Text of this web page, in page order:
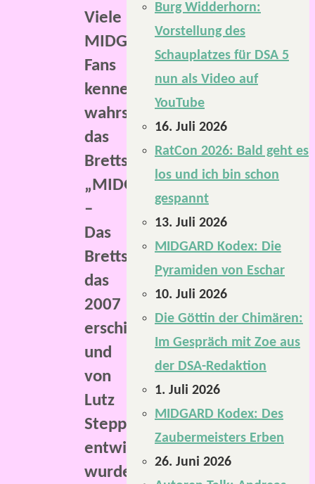
Viele
MIDGARD-
Fans
kennen
wahrscheinlich
das
Brettspiel
„MIDGARD
–
Das
Brettspiel“,
das
2007
erschien
und
von
Lutz
Stepponat
entwickelt
wurde.
Burg Widderhorn:
Vorstellung des
Schauplatzes für DSA 5
nun als Video auf
YouTube
16. Juli 2026
RatCon 2026: Bald geht es
los und ich bin schon
gespannt
13. Juli 2026
MIDGARD Kodex: Die
Pyramiden von Eschar
10. Juli 2026
Die Göttin der Chimären:
Im Gespräch mit Zoe aus
der DSA-Redaktion
1. Juli 2026
MIDGARD Kodex: Des
Zaubermeisters Erben
26. Juni 2026